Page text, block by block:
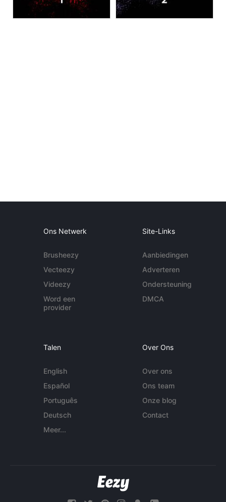
Ons Netwerk
Brusheezy
Vecteezy
Videezy
Word een
provider
Site-Links
Aanbiedingen
Adverteren
Ondersteuning
DMCA
Talen
English
Español
Português
Deutsch
Meer...
Over Ons
Over ons
Ons team
Onze blog
Contact